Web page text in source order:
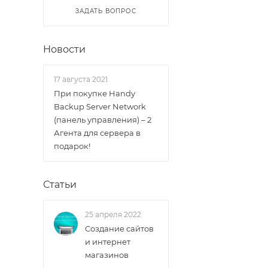
ЗАДАТЬ ВОПРОС
Новости
17 августа 2021
При покупке Handy
Backup Server Network
(панель управления) – 2
Агента для сервера в
подарок!
Статьи
25 апреля 2022
Создание сайтов
и интернет
магазинов